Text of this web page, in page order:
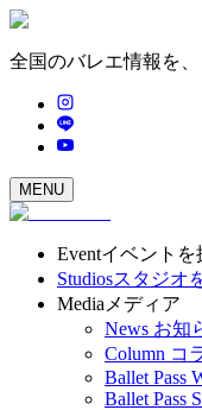
全国のバレエ情報を、
MENU
Eventイベントを
Studiosスタジオ
Media メディア
News お知
Column コ
Ballet Pass
Ballet Pass